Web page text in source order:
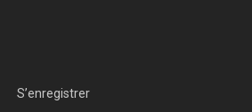
S’enregistrer